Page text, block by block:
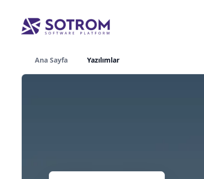
Ana Sayfa Yazılımlar